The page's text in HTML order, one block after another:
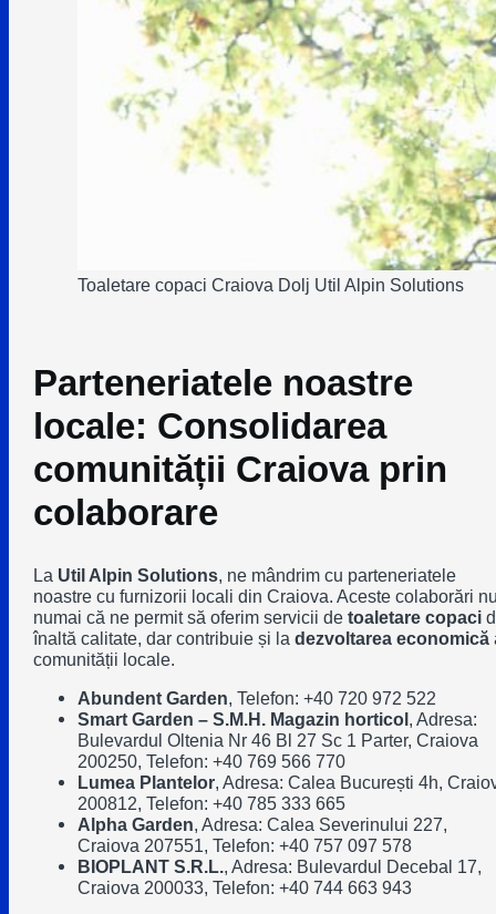
Toaletare copaci Craiova Dolj Util Alpin Solutions
Parteneriatele noastre
locale: Consolidarea
comunității Craiova prin
colaborare
La Util Alpin Solutions, ne mândrim cu parteneriatele
noastre cu furnizorii locali din Craiova. Aceste colaborări
numai că ne permit să oferim servicii de toaletare copaci
înaltă calitate, dar contribuie și la dezvoltarea economică
comunității locale.
Abundent Garden, Telefon: +40 720 972 522
Smart Garden – S.M.H. Magazin horticol, Adresa:
Bulevardul Oltenia Nr 46 Bl 27 Sc 1 Parter, Craiova
200250, Telefon: +40 769 566 770
Lumea Plantelor, Adresa: Calea București 4h,
200812, Telefon: +40 785 333 665
Alpha Garden, Adresa: Calea Severinului 227,
Craiova 207551, Telefon: +40 757 097 578
BIOPLANT S.R.L., Adresa: Bulevardul Decebal 17,
Craiova 200033, Telefon: +40 744 663 943